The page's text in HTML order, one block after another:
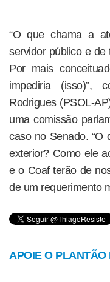
“O que chama a
servidor público e de
Por mais
impediria (isso)”,
Rodrigues (PSOL-
uma comissão
caso no Senado. “O
exterior? Como ele
e o Coaf terão de
de um requerimento
APOIE O